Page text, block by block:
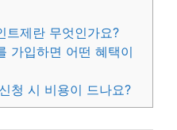
트제란 무엇인가요?
가입하면 어떤 혜택이
청 시 비용이 드나요?